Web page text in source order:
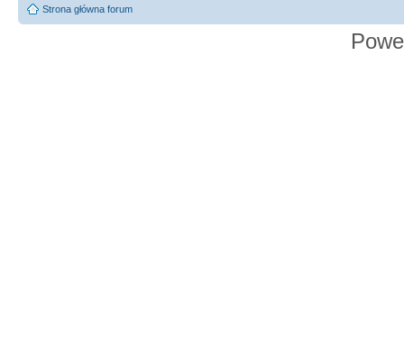
Strona główna forum